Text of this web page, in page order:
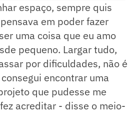
espaço, sempre quis
em poder fazer
uma coisa que eu amo
pequeno. Largar tudo,
por dificuldades, não é
encontrar uma
que pudesse me
acreditar - disse o meio-